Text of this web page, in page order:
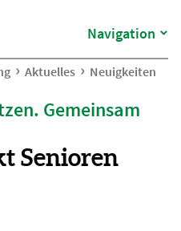
Navigation
Aktuelles Neuigkeiten
Gemeinsam
Senioren